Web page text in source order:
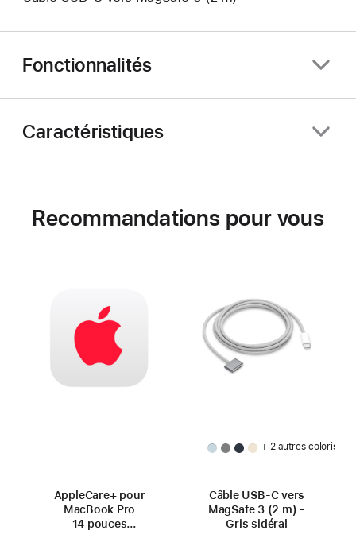
Fonctionnalités
Caractéristiques
Recommandations pour vous
AppleCare+ pour
MacBook Pro
14 pouces
+ 2 autres coloris
Câble USB-C vers
MagSafe 3 (2 m) -
Gris sidéral